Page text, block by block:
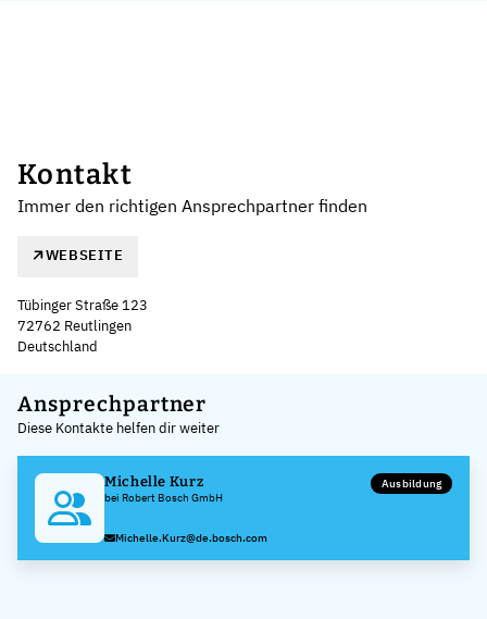
Kontakt
Immer den richtigen Ansprechpartner finden
WEBSEITE
Tübinger Straße 123
72762 Reutlingen
Deutschland
+
−
Ansprechpartner
Diese Kontakte helfen dir weiter
Michelle Kurz
bei Robert Bosch GmbH
Ausbildung
Michelle.Kurz@de.bosch.com